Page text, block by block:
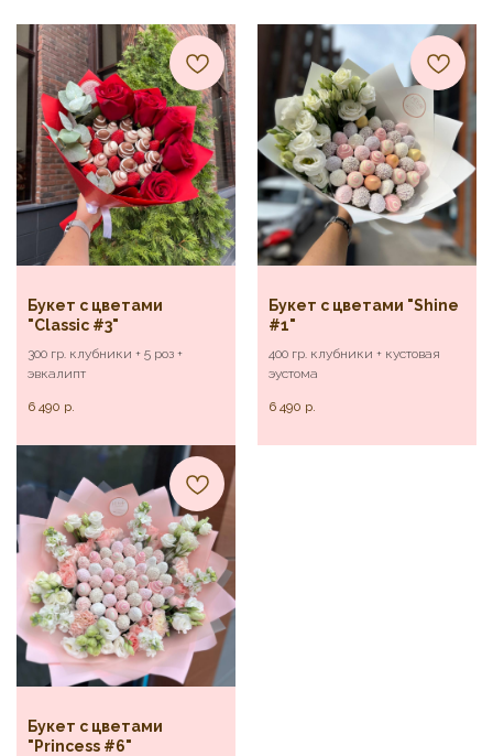
Букет с цветами
"Classic #3"
300 гр. клубники + 5 роз +
эвкалипт
6 490 р.
Букет с цветами "Shine
#1"
400 гр. клубники + кустовая
эустома
6 490 р.
Букет с цветами
"Princess #6"